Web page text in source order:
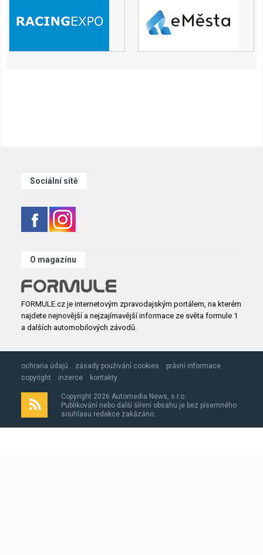
Sociální sítě
O magazínu
FORMULE.cz je internetovým zpravodajským portálem, na kterém
najdete nejnovější a nejzajímavější informace ze světa formule 1
a dalších automobilových závodů.
ochrana údajů zásady použivání cookies
právní informace
copyright
inzerce kontakty
Copyright 2026 Automedia News, s.r.o.
Publikování nebo další šíření obsahu je bez písemného
souhlasu redakce zakázáno.